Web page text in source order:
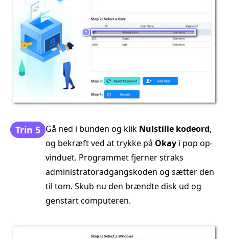
Trin 5 Gå ned i bunden og klik Nulstille kodeord,
og bekræft ved at trykke på Okay i pop op-
vinduet. Programmet fjerner straks
administratoradgangskoden og sætter den
til tom. Skub nu den brændte disk ud og
genstart computeren.